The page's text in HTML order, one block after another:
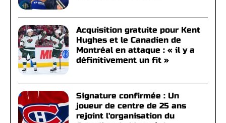
Acquisition gratuite pour Kent
Hughes et le Canadien de
Montréal en attaque : « il y a
définitivement un fit »
Signature confirmée : Un
joueur de centre de 25 ans
rejoint l'organisation du